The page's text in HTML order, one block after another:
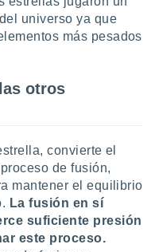
universo ya que
más pesados
otros
convierte el
de fusión,
mantener el equilibrio
La fusión en sí
suficiente presión
este proceso.